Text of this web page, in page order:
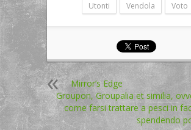
Utonti Vendola Voto
Mirror’s Edge
Groupon, Groupalia et similia,
come farsi trattare a pesci in
spendendo